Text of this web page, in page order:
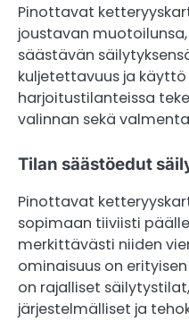
Pinottavat
joustavan
säästävän
kuljetettavuus ja käyttö
harjoitustilanteissa
valinnan sekä
Tilan säästöedut
Pinottavat
sopimaan tiiviisti
merkittävästi niiden
ominaisuus on
on rajalliset
järjestelmälliset ja